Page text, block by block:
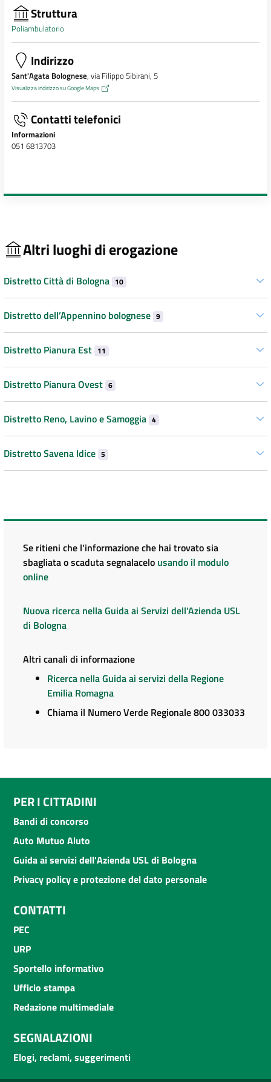
Struttura
Poliambulatorio
Indirizzo
Sant'Agata Bolognese, via Filippo Sibirani, 5
Visualizza indirizzo su Google Maps
Contatti telefonici
Informazioni
051 6813703
Altri luoghi di erogazione
Distretto Città di Bologna 10
Distretto dell’Appennino bolognese 9
Distretto Pianura Est 11
Distretto Pianura Ovest 6
Distretto Reno, Lavino e Samoggia 4
Distretto Savena Idice 5
Se ritieni che l'informazione che hai trovato sia
sbagliata o scaduta segnalacelo usando il modulo
online
Nuova ricerca nella Guida ai Servizi dell'Azienda USL
di Bologna
Altri canali di informazione
Ricerca nella Guida ai servizi della Regione
Emilia Romagna
Chiama il Numero Verde Regionale 800 033033
PER I CITTADINI
Bandi di concorso
Auto Mutuo Aiuto
Guida ai servizi dell'Azienda USL di Bologna
Privacy policy e protezione del dato personale
CONTATTI
PEC
URP
Sportello informativo
Ufficio stampa
Redazione multimediale
SEGNALAZIONI
Elogi, reclami, suggerimenti